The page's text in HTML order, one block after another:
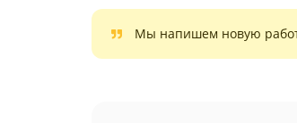
Мы напишем новую